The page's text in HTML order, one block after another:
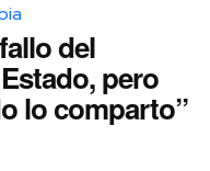
del
pero
lo comparto”